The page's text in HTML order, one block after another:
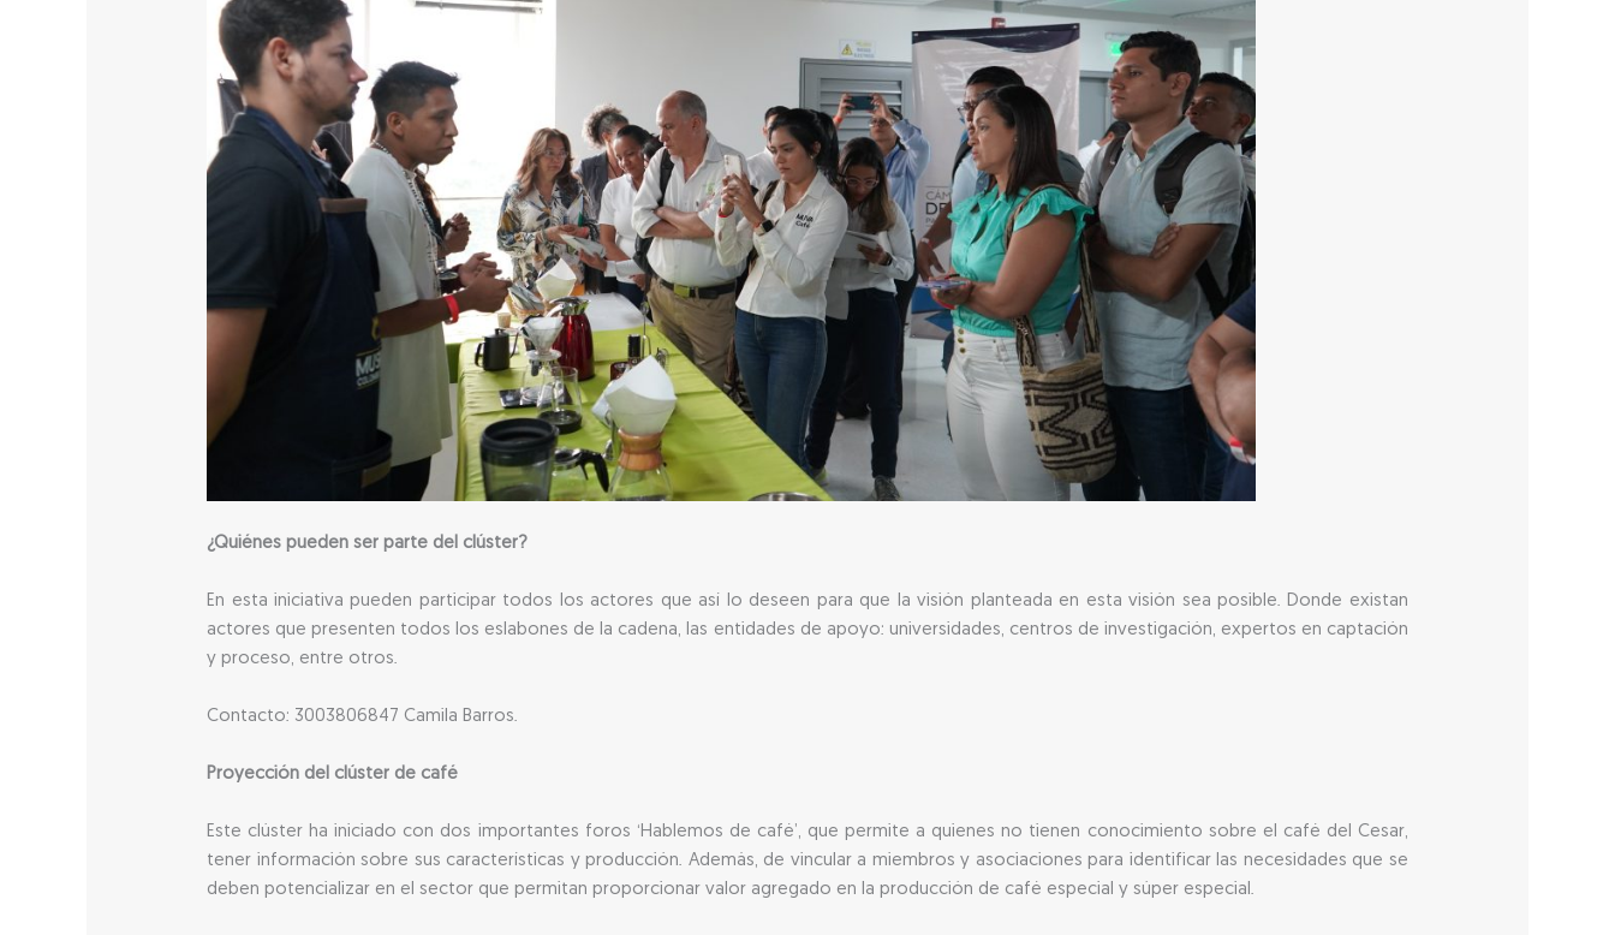
¿Quiénes pueden ser parte del clúster?
En esta iniciativa pueden participar todos los actores que así lo deseen para que la visión planteada en esta visión sea posible. Donde existan
actores que presenten todos los eslabones de la cadena, las entidades de apoyo: universidades, centros de investigación, expertos en captación
y proceso, entre otros.
Contacto: 3003806847 Camila Barros.
Proyección del clúster de café
Este clúster ha iniciado con dos importantes foros ‘Hablemos de café’, que permite a quienes no tienen conocimiento sobre el café del Cesar,
tener información sobre sus características y producción. Además, de vincular a miembros y asociaciones para identificar las necesidades que se
deben potencializar en el sector que permitan proporcionar valor agregado en la producción de café especial y súper especial.